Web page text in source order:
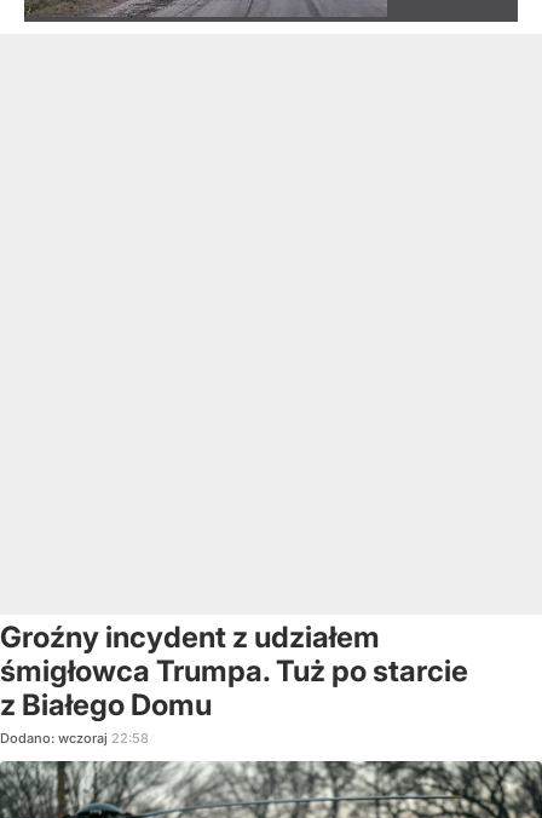
Groźny incydent z udziałem
śmigłowca Trumpa. Tuż po starcie
z Białego Domu
Dodano: wczoraj 22:58